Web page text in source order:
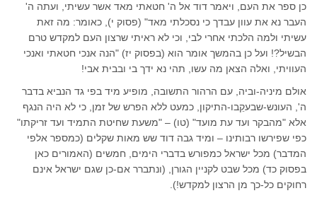
כן ספר את העם, ויאמר דוד אל ה' חטאתי מאד אשר עשיתי, ועתה ה'
העבר נא את עוון עבדך כי נסכלתי מאד" (פסוק י), כאומר: מה זאת
עשיתי ולמה הלכתי אחרי לבי, וכי לא ראיתי שרצון העם למקדש טרם
הבשיל?! ועל כן בהמשך אומר הוא (בפסוק יז) "הנה אנכי חטאתי ואנכי
העוויתי, ואלה הצאן מה עשו, תהי נא ידך בי ובבית אבי!
אולם מיניה-וביה, עם הרהור התשובה, מופיע מיד בפי גד הנביא בדבר
ה', העונש-שבעקֵבו-התיקון, כמעט ללא הפרש של זמן, כי לא היה הנגף
אלא "מהבקר ועד עת מועד" (טו) – "משעת שחיטת התמיד ועד זריקתו"
כפי שפירשו רבותינו – ומיד גבה דוד שש מאות שקלים (כמספר אלפי
המדבר) מכל ישראל כמפורש בדברי הימים, חמשים (האמורים כאן
בפסוק כד) מכל שבט לקניין הגורן, (ונתברר אם-כן שגם ישראל אינם
רחוקים כל-כך מן הרצון למקדש!).